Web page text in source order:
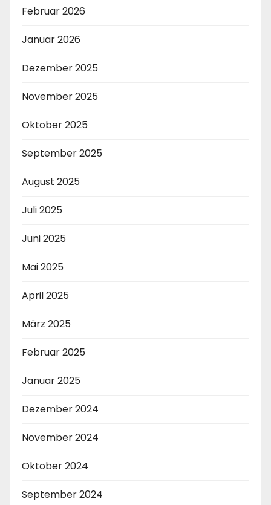
Februar 2026
Januar 2026
Dezember 2025
November 2025
Oktober 2025
September 2025
August 2025
Juli 2025
Juni 2025
Mai 2025
April 2025
März 2025
Februar 2025
Januar 2025
Dezember 2024
November 2024
Oktober 2024
September 2024